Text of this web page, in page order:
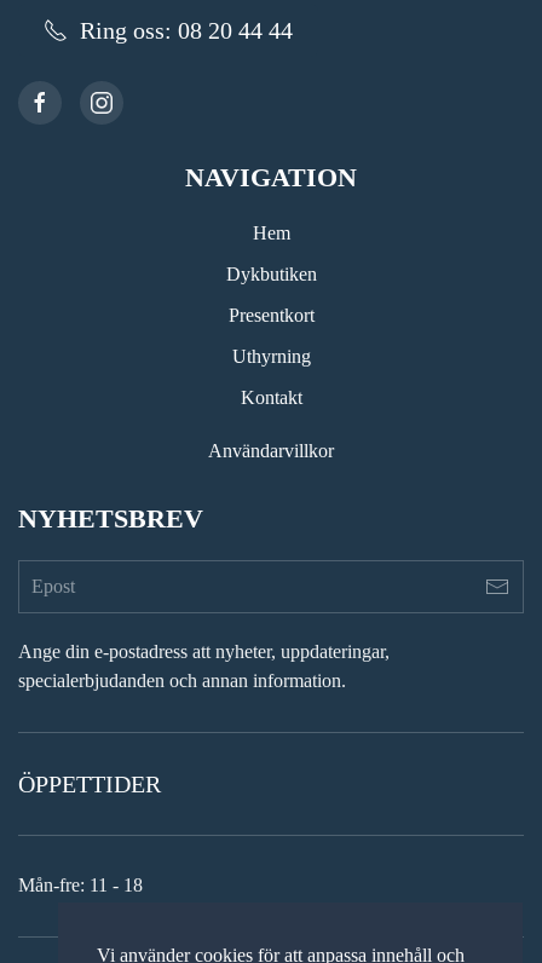
Vi använder cookies för att anpassa innehåll och
Ring oss: 08 20 44 44
NAVIGATION
Hem
Dykbutiken
Presentkort
Uthyrning
Kontakt
Användarvillkor
NYHETSBREV
Ange din e-postadress att nyheter, uppdateringar,
specialerbjudanden och annan information.
ÖPPETTIDER
Mån-fre: 11 - 18